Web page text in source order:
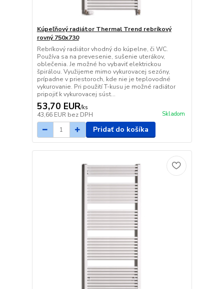
Kúpeľňový radiátor Thermal Trend rebríkový
rovný 750x730
Rebríkový radiátor vhodný do kúpelne, či WC.
Používa sa na prevesenie, sušenie uterákov,
oblečenia. Je možné ho vybaviť elektrickou
špirálou. Využijeme mimo vykurovacej sezóny,
prípadne v priestoroch, kde nie je teplovodné
vykurovanie. Pri použití T-kusu je možné radiátor
pripojiť k vykurovacej súst...
53,70 EUR/ks
43,66 EUR bez DPH Skladom
Pridať do košíka